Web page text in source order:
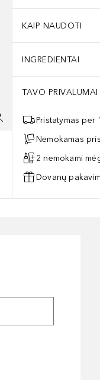
KAIP NAUDOTI
INGREDIENTAI
TAVO PRIVALUMAI
Pristatymas per
Nemokamas
2 nemokami
Dovanų